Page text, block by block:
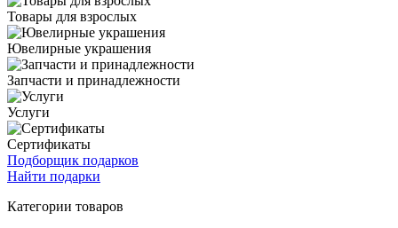
Товары для взрослых
Ювелирные украшения
Запчасти и принадлежности
Услуги
Сертификаты
Подборщик подарков
Найти подарки
Категории товаров